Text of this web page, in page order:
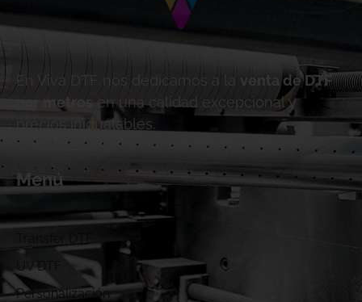
En Viva DTF nos dedicamos a la
venta de DTF
por metros
en una calidad excepcional y
precios inigualables.
Menú
UV DTF
Personalización